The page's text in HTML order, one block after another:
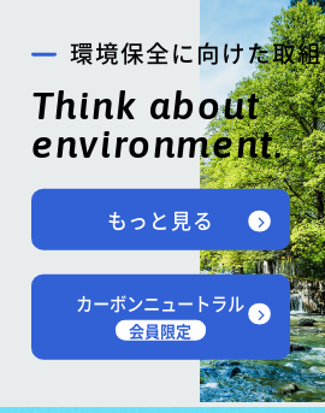
環境保全に向けた取
Think about
environment.
もっと見る
カーボンニュートラル
会員限定